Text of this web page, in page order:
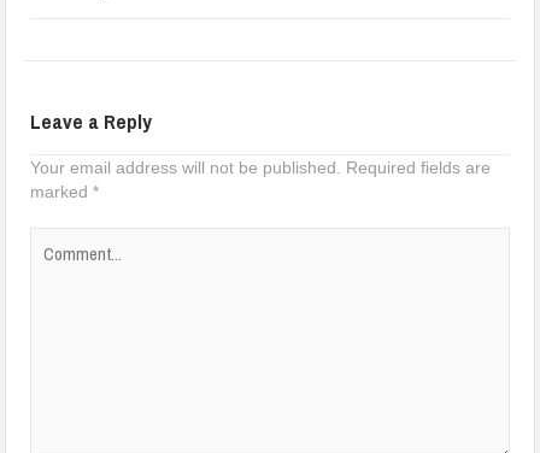
Leave a Reply
Your email address will not be published.
Required fields are
marked*